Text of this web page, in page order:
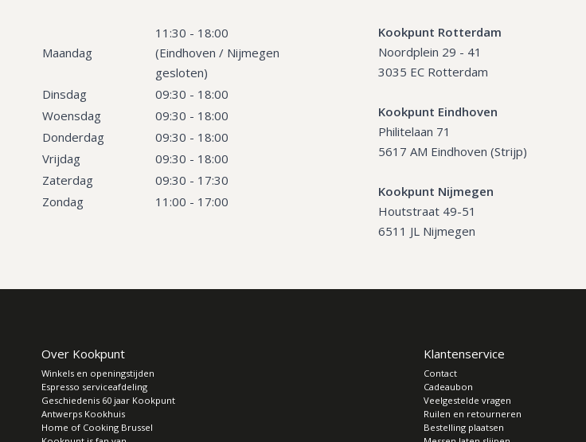
Maandag
11:30 - 18:00
(Eindhoven / Nijmegen
gesloten)
Dinsdag
09:30 - 18:00
Woensdag
09:30 - 18:00
Donderdag
09:30 - 18:00
Vrijdag
09:30 - 18:00
Zaterdag
09:30 - 17:30
Zondag
11:00 - 17:00
Kookpunt Rotterdam
Noordplein 29 - 41
3035 EC Rotterdam
Kookpunt Eindhoven
Philitelaan 71
5617 AM Eindhoven (Strijp)
Kookpunt Nijmegen
Houtstraat 49-51
6511 JL Nijmegen
Over Kookpunt
Winkels en openingstijden
Espresso serviceafdeling
Geschiedenis 60 jaar Kookpunt
Antwerps Kookhuis
Home of Cooking Brussel
Klantenservice
Contact
Cadeaubon
Veelgestelde vragen
Ruilen en retourneren
Bestelling plaatsen